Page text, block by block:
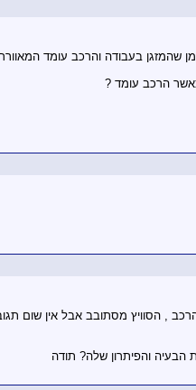
שהמזגן בעבודה והרכב עומד
הרכב עומד ?
, הסוויץ מסתובב אבל אין שום